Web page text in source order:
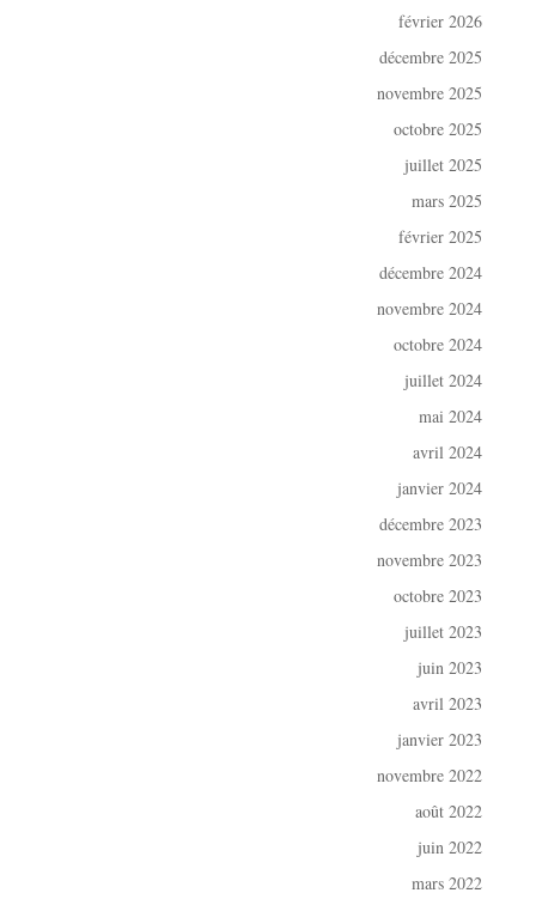
février 2026
décembre 2025
novembre 2025
octobre 2025
juillet 2025
mars 2025
février 2025
décembre 2024
novembre 2024
octobre 2024
juillet 2024
mai 2024
avril 2024
janvier 2024
décembre 2023
novembre 2023
octobre 2023
juillet 2023
juin 2023
avril 2023
janvier 2023
novembre 2022
août 2022
juin 2022
mars 2022